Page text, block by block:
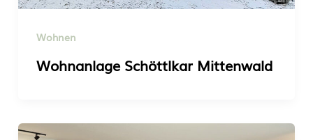
Wohnen
Wohnanlage Schöttlkar Mittenwald